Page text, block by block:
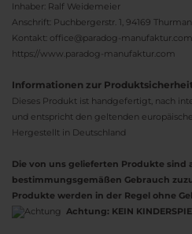
Inhaber: Ralf Weidemeier
Anschrift: Puchbergerstr. 1, 94169
Kontakt: office@paradog-manufaktur.com
https://www.paradog-manufaktur.com
Informationen zur
Dieses Produkt ist handgefertigt, nach
und entspricht den geltenden
Hergestellt in Deutschland
Die von uns gelieferten Produkte sind
bestimmungsgemäßen Gebrauch
Produkte werden in der Regel ohne
Achtung: KEIN